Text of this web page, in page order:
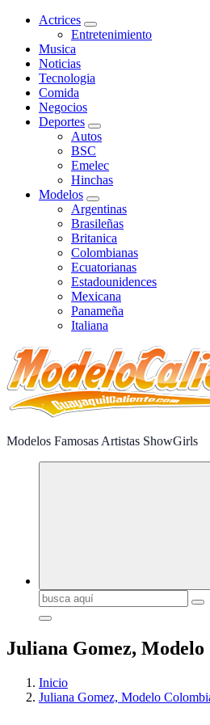
Actrices
Entretenimiento
Musica
Noticias
Tecnologia
Comida
Negocios
Deportes
Autos
BSC
Emelec
Hinchas
Modelos
Argentinas
Brasileñas
Britanica
Colombianas
Ecuatorianas
Estadounidences
Mexicana
Panameña
Italiana
Modelos Famosas Artistas ShowGirls
Buscar:
Juliana Gomez,
Inicio
Juliana Gomez, Modelo